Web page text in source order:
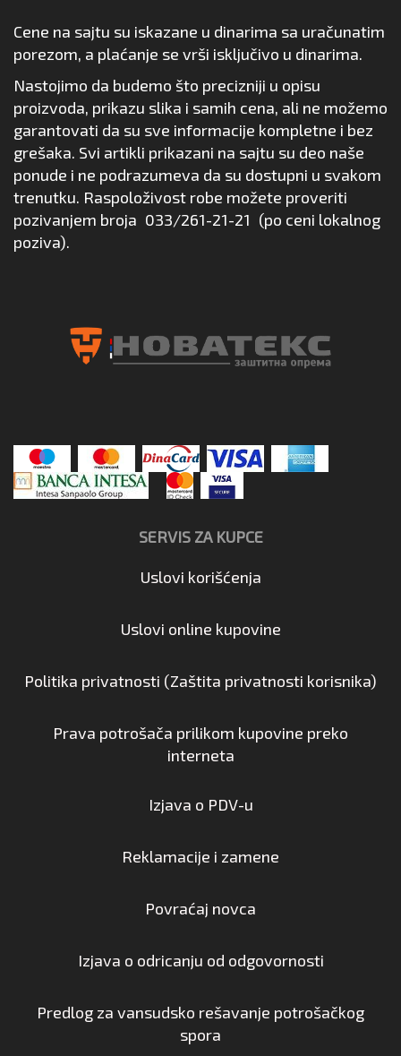
Cene na sajtu su iskazane u dinarima sa uračunatim
porezom, a plaćanje se vrši isključivo u dinarima.
Nastojimo da budemo što precizniji u opisu
proizvoda, prikazu slika i samih cena, ali ne možemo
garantovati da su sve informacije kompletne i bez
grešaka. Svi artikli prikazani na sajtu su deo naše
ponude i ne podrazumeva da su dostupni u svakom
trenutku. Raspoloživost robe možete proveriti
pozivanjem broja 033/261-21-21 (po ceni lokalnog
poziva).
SERVIS ZA KUPCE
Uslovi korišćenja
Uslovi online kupovine
Politika privatnosti (Zaštita privatnosti korisnika)
Prava potrošača prilikom kupovine preko
interneta
Izjava o PDV-u
Reklamacije i zamene
Povraćaj novca
Izjava o odricanju od odgovornosti
Predlog za vansudsko rešavanje potrošačkog
spora